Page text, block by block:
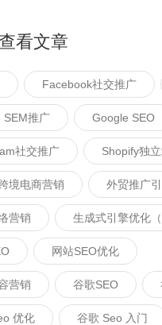
看文章
Facebook社交推广
SEM推广 Google SEO
社交推广 Shopify独
境电商营销 外贸推广
营销 生成式引擎优化（
网站SEO优化
营销 谷歌SEO
优化 谷歌 Seo 入门